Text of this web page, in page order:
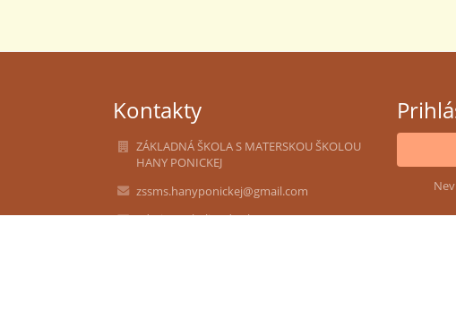
Kontakty
ZÁKLADNÁ ŠKOLA S MATERSKOU ŠKOLOU
HANY PONICKEJ
zssms.hanyponickej@gmail.com
admin@zshalic.edu.sk